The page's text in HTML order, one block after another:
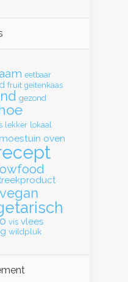
eetbaar
fruit geitenkaas
gezond
lekker lokaal
moestuin oven
vegan
vis vlees
wildpluk